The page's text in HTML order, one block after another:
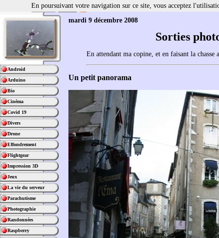
Android
Arduino
Bio
Cinéma
Covid 19
Divers
Drone
Effondrement
Flightgear
Impression 3D
Jeux
La vie du serveur
Parachutisme
Photographie
Randonnées
Raspberry
mardi 9 décembre 2008
Sorties
En attendant ma copine, et en faisant la
Un petit panorama
En poursuivant votre navigation sur ce site, vous acceptez